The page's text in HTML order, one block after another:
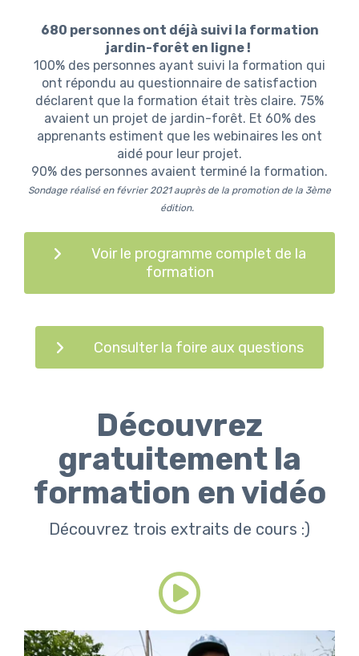
680 personnes ont déjà suivi la formation
jardin-forêt en ligne !
100% des personnes ayant suivi la formation qui
ont répondu au questionnaire de satisfaction
déclarent que la formation était très claire. 75%
avaient un projet de jardin-forêt. Et 60% des
apprenants estiment que les webinaires les ont
aidé pour leur projet.
90% des personnes avaient terminé la formation.
Sondage réalisé en février 2021 auprès de la promotion de la 3ème
édition.
Voir le programme complet de la
formation
Consulter la foire aux questions
Découvrez
gratuitement la
formation en vidéo
Découvrez trois extraits de cours :)